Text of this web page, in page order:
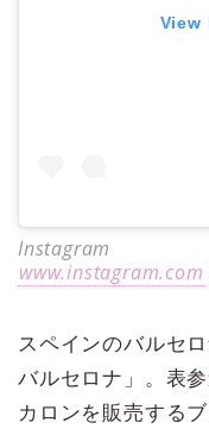
View
Instagram
www.instagram.com
スペインのバルセ
バルセロナ」。表
カロンを販売する